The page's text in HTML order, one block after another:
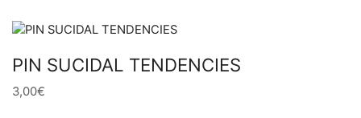
PIN SUCIDAL TENDENCIES
3,00€